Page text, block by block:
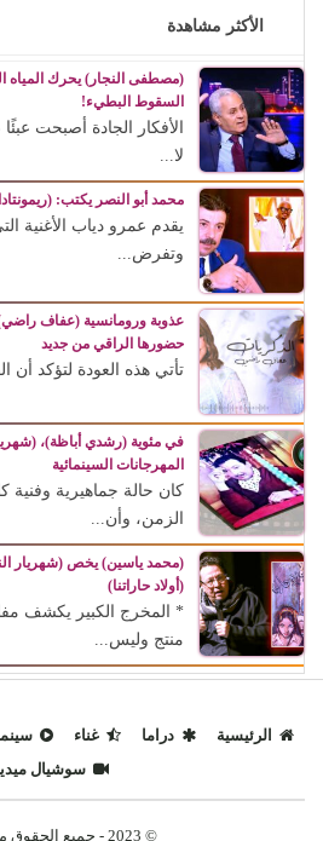
الأكثر مشاهدة
(مصطفى النجار) يحرك المياه
السقوط البطيء!
الأفكار الجادة أصبحت
لا...
محمد أبو النصر يكتب:
يقدم عمرو دياب الأغنية
وتفرض...
عذوبة ورومانسية (عفاف
حضورها الراقي من جديد
تأتي هذه العودة لتؤكد أن
في مئوية (رشدي أباظة)،
المهرجانات السينمائية
كان حالة جماهيرية وفنية
الزمن، وأن...
(محمد ياسين) يخص (شهريار
(أولاد حاراتنا)
* المخرج الكبير يكشف
منتج وليس...
الرئيسية دراما غناء
سوشيال
© 2023 - جميع الحقوق محفوظة.